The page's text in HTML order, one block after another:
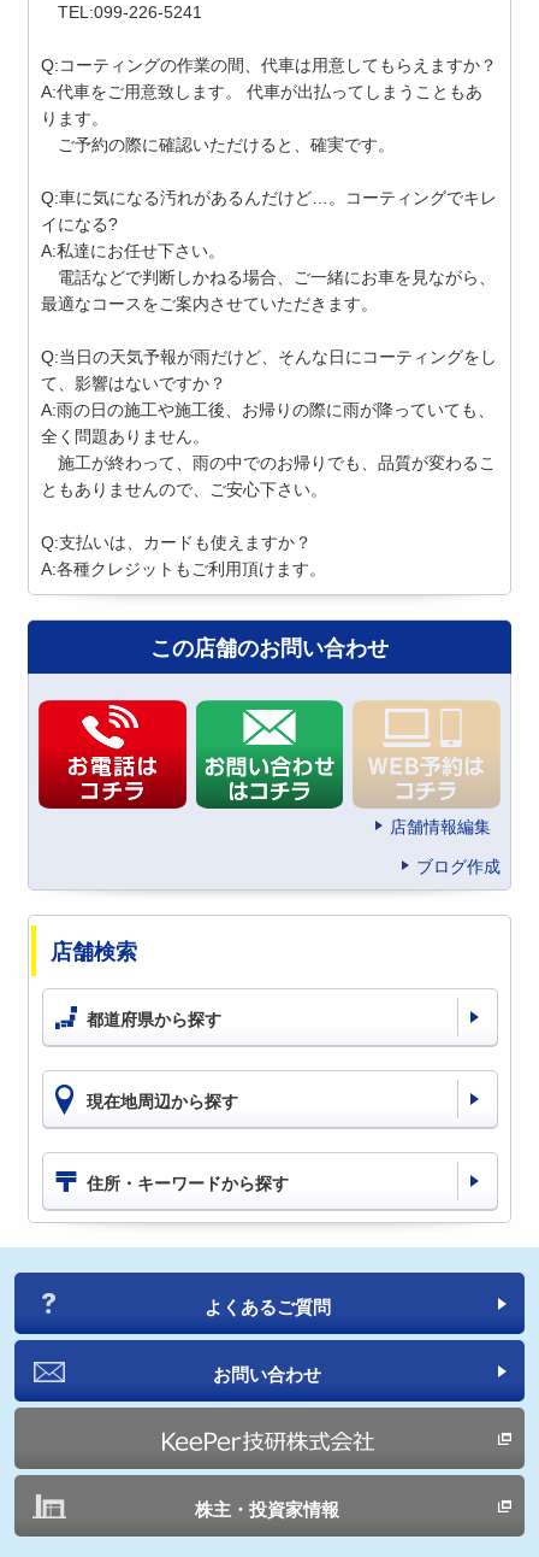
TEL:099-226-5241
Q:コーティングの作業の間、代車は用意してもらえますか？
A:代車をご用意致します。 代車が出払ってしまうこともあ
ります。
ご予約の際に確認いただけると、確実です。
Q:車に気になる汚れがあるんだけど…。コーティングでキレ
イになる?
A:私達にお任せ下さい。
電話などで判断しかねる場合、ご一緒にお車を見ながら、
最適なコースをご案内させていただきます。
Q:当日の天気予報が雨だけど、そんな日にコーティングをし
て、影響はないですか？
A:雨の日の施工や施工後、お帰りの際に雨が降っていても、
全く問題ありません。
施工が終わって、雨の中でのお帰りでも、品質が変わるこ
ともありませんので、ご安心下さい。
Q:支払いは、カードも使えますか？
A:各種クレジットもご利用頂けます。
この店舗のお問い合わせ
店舗情報編集
ブログ作成
店舗検索
都道府県から探す
現在地周辺から探す
住所・キーワードから探す
よくあるご質問
お問い合わせ
株主・投資家情報